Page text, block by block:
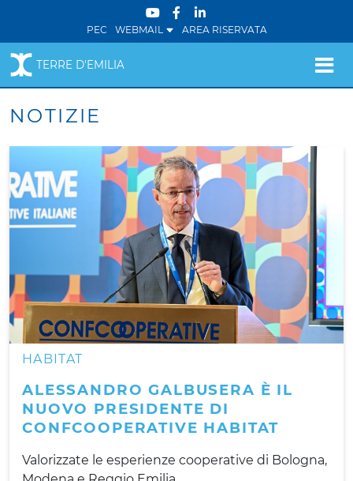
PEC WEBMAIL AREA RISERVATA
TERRE D'EMILIA
NOTIZIE
HABITAT
ALESSANDRO GALBUSERA È IL
NUOVO PRESIDENTE DI
CONFCOOPERATIVE HABITAT
Valorizzate le esperienze cooperative di Bologna,